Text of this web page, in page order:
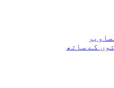
کے ساتھ